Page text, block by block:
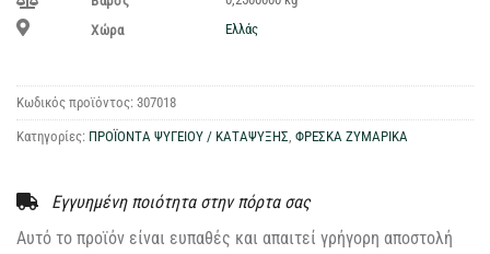
Χώρα
Ελλάς
Κωδικός προϊόντος: 307018
Κατηγορίες: ΠΡΟΪΟΝΤΑ ΨΥΓΕΙΟΥ / ΚΑΤΑΨΥΞΗΣ, ΦΡΕΣΚΑ ΖΥΜΑΡΙΚΑ
Εγγυημένη ποιότητα στην πόρτα σας
Αυτό το προϊόν είναι ευπαθές και απαιτεί γρήγορη αποστολή